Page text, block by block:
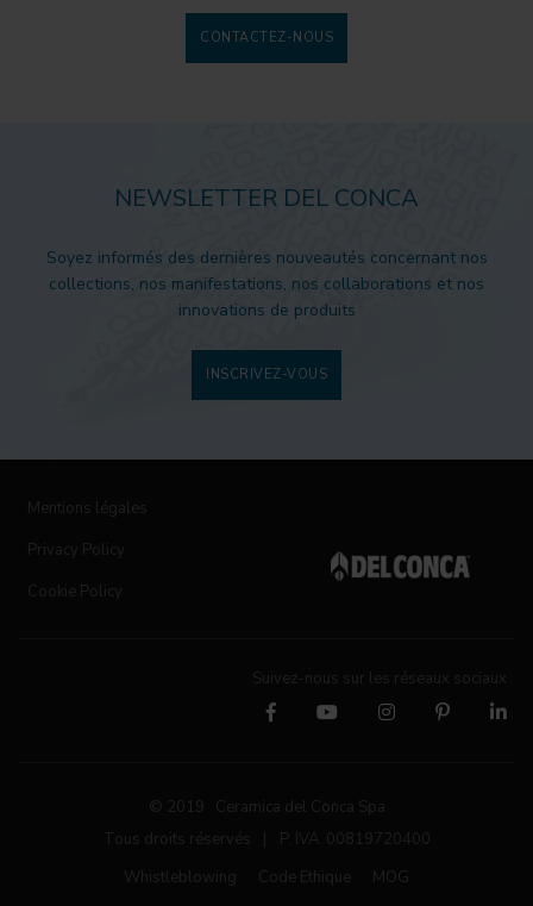
CONTACTEZ-NOUS
NEWSLETTER DEL CONCA
Soyez informés des dernières nouveautés concernant nos
collections, nos manifestations, nos collaborations et nos
innovations de produits
INSCRIVEZ-VOUS
Mentions légales
Privacy Policy
Cookie Policy
Suivez-nous sur les réseaux sociaux
© 2019 Ceramica del Conca Spa
Tous droits réservés
P. IVA 00819720400
Whistleblowing
Code Ethique MOG